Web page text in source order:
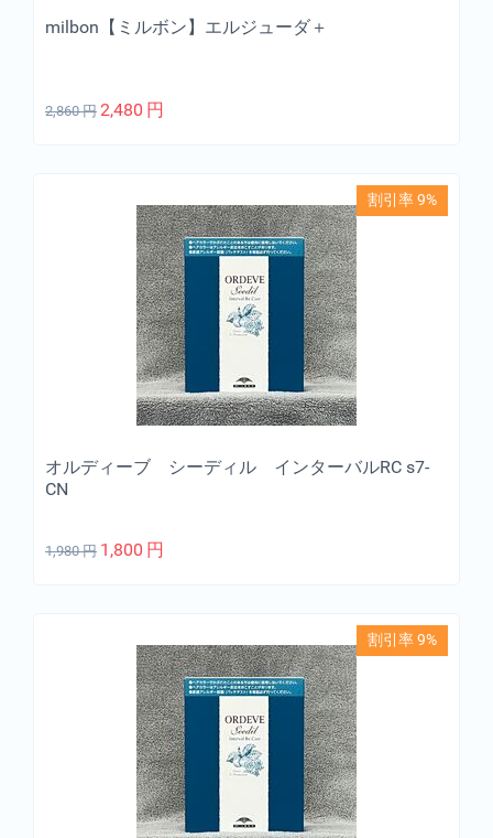
milbon【ミルボン】エルジューダ＋
2,860 円 2,480 円
割引率 9%
オルディーブ シーディル インターバルRC s7-
CN
1,980 円 1,800 円
割引率 9%